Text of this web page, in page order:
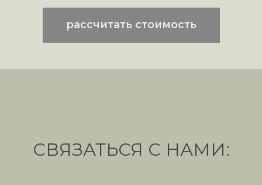
рассчитать стоимость
СВЯЗАТЬСЯ С НАМИ: